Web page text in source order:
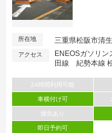
所在地 三重県松阪市清
アクセス
ENEOSガソリ
田線 紀勢本線
24時間利用可能
車横付け可
換気あり
即日予約可